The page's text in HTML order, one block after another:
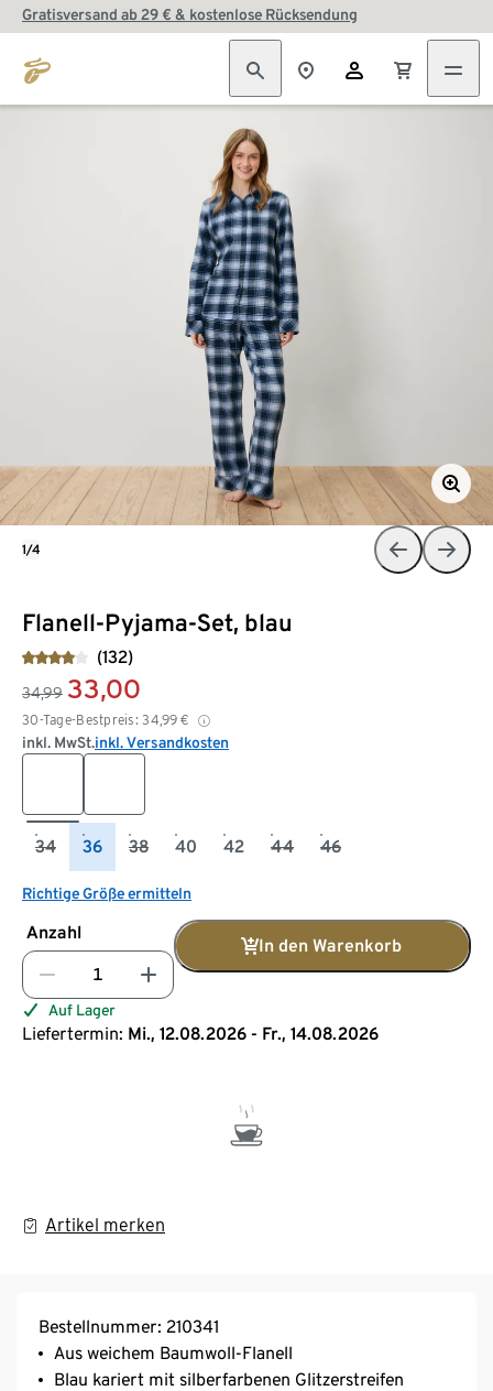
Gratisversand ab 29 € & kostenlose Rücksendung
Flanell-Pyjama-Set, blau
(132)
34,99 33,00
30-Tage-Bestpreis: 34,99 €
inkl. MwSt.inkl. Versandkosten
34 36 38 40 42 44 46
Richtige Größe ermitteln
Anzahl
In den Warenkorb
Auf Lager
Liefertermin: Mi., 12.08.2026 - Fr., 14.08.2026
Artikel merken
1/4
Bestellnummer: 210341
Aus weichem Baumwoll-Flanell
Blau kariert mit silberfarbenen Glitzerstreifen